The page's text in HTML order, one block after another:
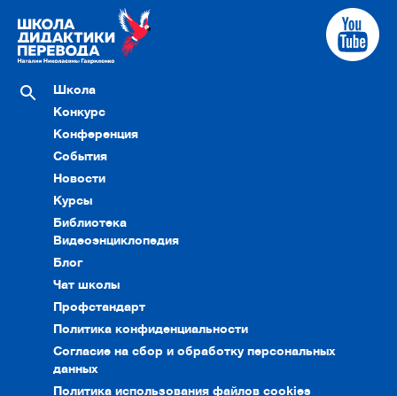
Школа
Конкурс
Конференция
События
Новости
Курсы
Библиотека
Видеоэнциклопедия
Блог
Чат школы
Профстандарт
Политика конфиденциальности
Согласие на сбор и обработку персональных
данных
Политика использования файлов cookies